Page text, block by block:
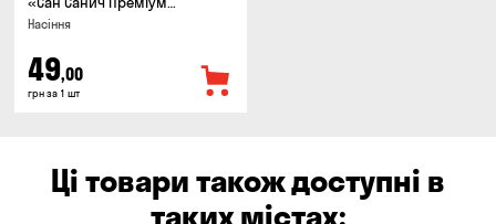
смугасте», 95г
Насіння
49,00
грн за 1 шт
Ці товари також доступні в
таких містах: